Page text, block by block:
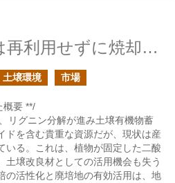
キノコの廃培地は再利用せずに焼却している
土壌環境 市場
概要 **/
リグニン分解が進み土壌有機物蓄
ドを含む貴重な資源だが、現状は産
いる。これは、植物が固定した二酸
土壌改良材としての活用機会も失う
の活性化と廃培地の有効活用は、地